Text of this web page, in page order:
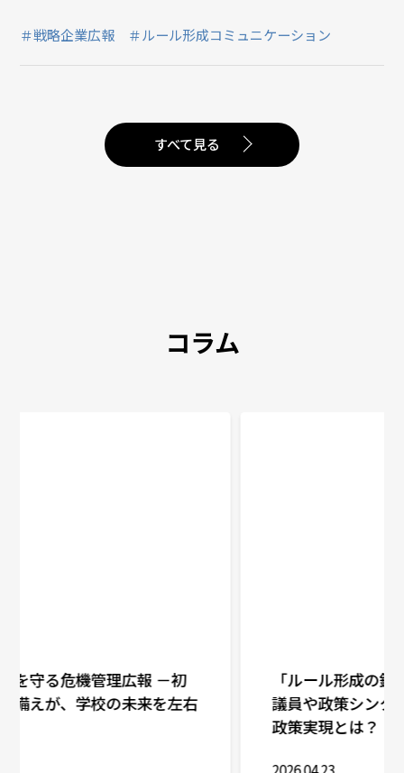
＃戦略企業広報 ＃ルール形成コミュニケーション
すべて見る
コラム
「ルール形成の鍵はPR・広報」現職国会
議員や政策シンクタンクの第一人者が語る